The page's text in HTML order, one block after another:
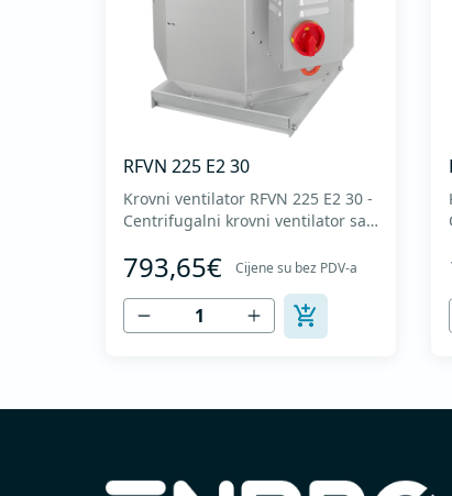
RFVN 225 E2 30
Krovni ventilator RFVN 225 E2 30 -
Centrifugalni krovni ventilator sa
vertikalnim izduvavanjem - Motor
van struje vazduha - Maksimalan
protok vazduha: do 1.720 m3/h -
Za kontinualan rad sa
793,65€ Cijene su bez PDV-a